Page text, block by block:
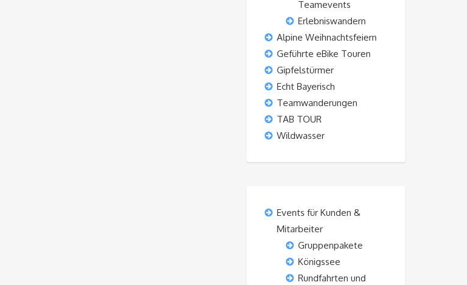
Teamevents
Erlebniswandern
Alpine Weihnachtsfeiern
Geführte eBike Touren
Gipfelstürmer
Echt Bayerisch
Teamwanderungen
TAB TOUR
Wildwasser
Events für Kunden &
Mitarbeiter
Gruppenpakete
Königssee
Rundfahrten und